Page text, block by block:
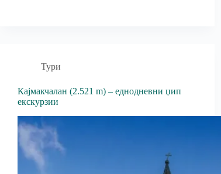
Тури
Кајмакчалан (2.521 m) – еднодневни џип
екскурзии